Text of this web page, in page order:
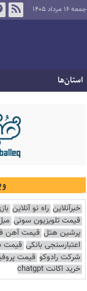
جمعه ۱۶ مرداد ۱۴۰۵
استان‌ها
خبرآنلاین راه نو آنلاین
قیمت تلویزیون سونی
پرشین هتل قیمت آهن
اعتبارسنجی بانکی قیمت
شرکت رادوکو قیمت
خرید اکانت chatgpt